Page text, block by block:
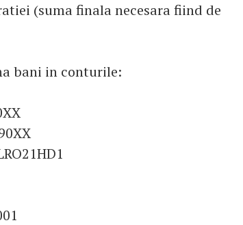
(suma finala necesara fiind de
bani in conturile: